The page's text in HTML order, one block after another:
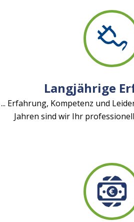
Langjährige
... Erfahrung, Kompetenz und
Jahren sind wir Ihr